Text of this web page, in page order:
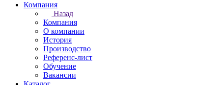
Компания
Назад
Компания
О компании
История
Производство
Референс-лист
Обучение
Вакансии